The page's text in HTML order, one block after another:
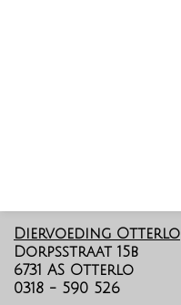
Diervoeding Otterlo
Dorpsstraat 15b
6731 AS Otterlo
0318 - 590 526